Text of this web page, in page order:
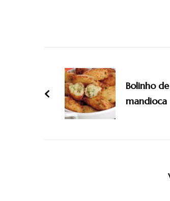
post
Bolinho
mandioca